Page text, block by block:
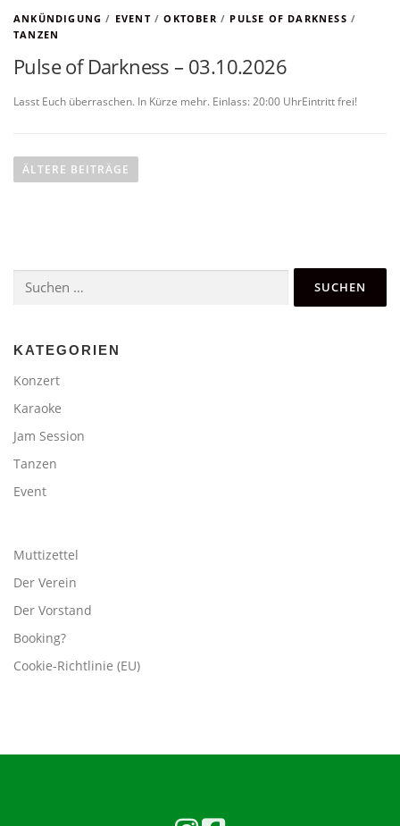
ANKÜNDIGUNG / EVENT/OKTOBER / PULSE OF DARKNESS /
TANZEN
Pulse of Darkness – 03.10.2026
Lasst Euch überraschen. In Kürze mehr. Einlass: 20:00 UhrEintritt frei!
e
a
v
i
a
t
i
ÄLTERE BEITRÄGE
nach:
KATEGORIEN
Konzert
Karaoke
Jam Session
Tanzen
Event
Muttizettel
Der Verein
Der Vorstand
Booking?
Cookie-Richtlinie (EU)